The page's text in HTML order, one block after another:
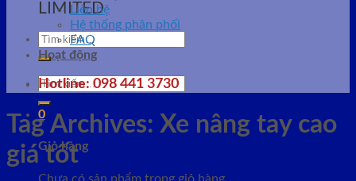
LIMITED
Tìm
kiếm:
Tìm
kiếm:
0
Giỏ hàng
Chưa có sản phẩm trong giỏ hàng.
Liên hệ
Hệ thống phân phối
FAQ
Hoạt động
Hotline: 098 441 3730
Tag Archives: Xe nâng tay cao
giá tốt